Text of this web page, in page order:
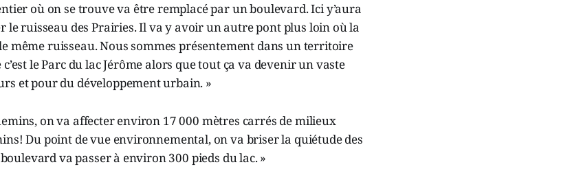
où on se trouve va être remplacé par un boulevard. Ici y’aura
le ruisseau des Prairies. Il va y avoir un autre pont plus loin où la
même ruisseau. Nous sommes présentement dans un territoire
le Parc du lac Jérôme alors que tout ça va devenir un vaste
et pour du développement urbain. »
on va affecter environ 17 000 mètres carrés de milieux
Du point de vue environnemental, on va briser la quiétude des
va passer à environ 300 pieds du lac. »